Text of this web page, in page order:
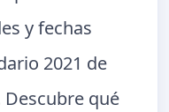
y fechas
2021 de
qué